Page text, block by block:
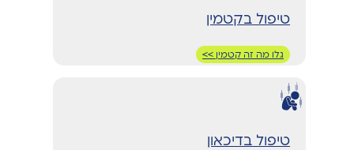
טיפול בקטמין
גלו מה זה קטמין >>
טיפול בדיכאון